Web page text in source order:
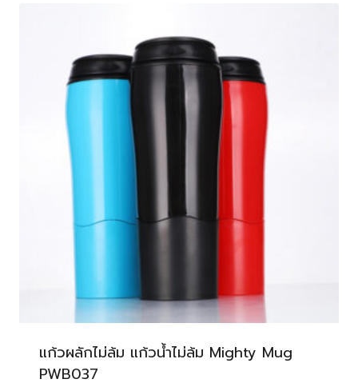
แก้วผลักไม่ล้ม แก้วน้ำไม่ล้ม Mighty Mug
PWB037